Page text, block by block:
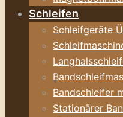
Schleifen
Schleifgeräte
Bandschleifer
Stationärer